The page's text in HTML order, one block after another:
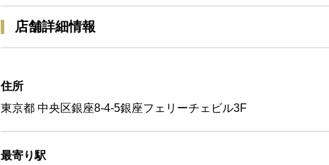
店舗詳細情報
住所
東京都 中央区銀座8-4-5銀座フェリーチェビル3F
最寄り駅